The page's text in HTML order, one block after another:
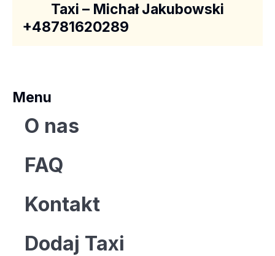
Taxi – Michał Jakubowski
+48781620289
Menu
O nas
FAQ
Kontakt
Dodaj Taxi